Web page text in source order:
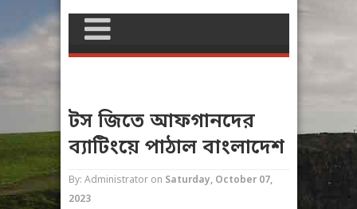
টস জিতে আফগানদের
ব্যাটিংয়ে পাঠাল বাংলাদেশ
By: Administrator on Saturday, October 07,
2023